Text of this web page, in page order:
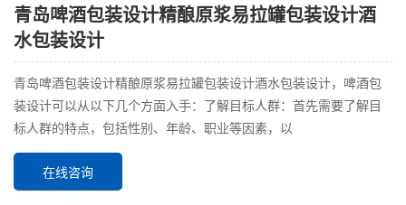
青岛啤酒包装设计精酿原浆易拉罐包装设计酒
水包装设计
青岛啤酒包装设计精酿原浆易拉罐包装设计酒水包装设计，啤酒包
装设计可以从以下几个方面入手：了解目标人群：首先需要了解目
标人群的特点，包括性别、年龄、职业等因素，以
在线咨询